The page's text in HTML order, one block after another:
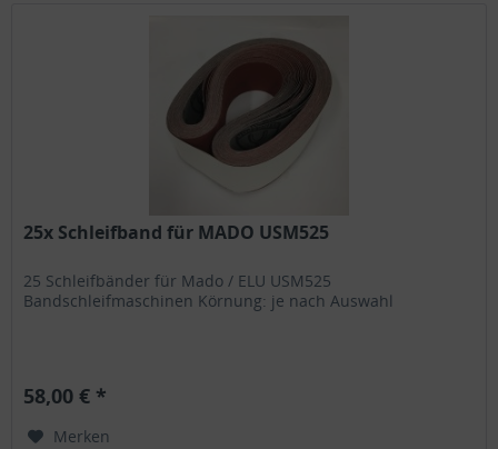
25x Schleifband für MADO USM525
25 Schleifbänder für Mado / ELU USM525
Bandschleifmaschinen Körnung: je nach Auswahl
58,00 € *
Merken